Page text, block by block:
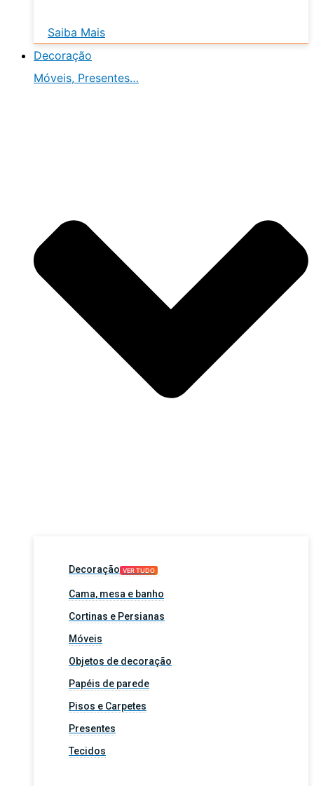
Saiba Mais
Decoração
Móveis, Presentes…
Decoração VER TUDO
Cama, mesa e banho
Cortinas e Persianas
Móveis
Objetos de decoração
Papéis de parede
Pisos e Carpetes
Presentes
Tecidos